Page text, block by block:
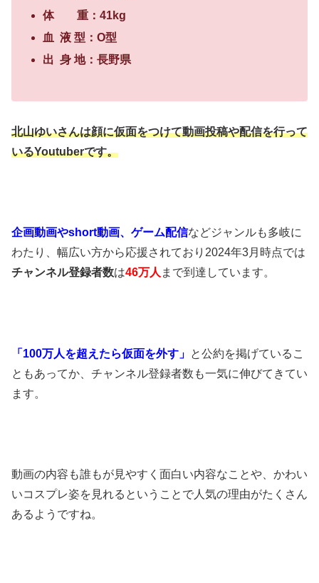
体 重：41kg
血 液 型：O型
出 身 地：長野県
北山ゆいさんは顔に仮面をつけて動画投稿や配信を行って
いるYoutuberです。
企画動画やshort動画、ゲーム配信などジャンルも多岐に
わたり、幅広い方から応援されており 2024年3月時点では
チャンネル登録者数は46万人 まで到達しています。
「100万人を超えたら仮面を外す」 と公約を掲げているこ
ともあってか、チャンネル登録者数も一気に伸びてきてい
ます。
動画の内容も誰もが見やすく面白い内容なことや、かわい
いコスプレ姿を見れるということで人気の理由がたくさん
あるようですね。